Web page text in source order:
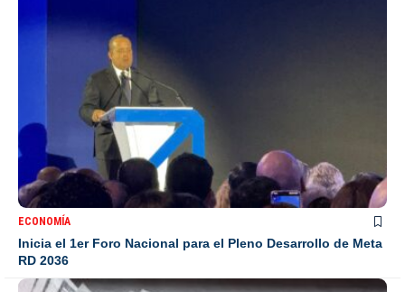
ECONOMÍA
Inicia el 1er Foro Nacional para el Pleno Desarrollo de Meta
RD 2036